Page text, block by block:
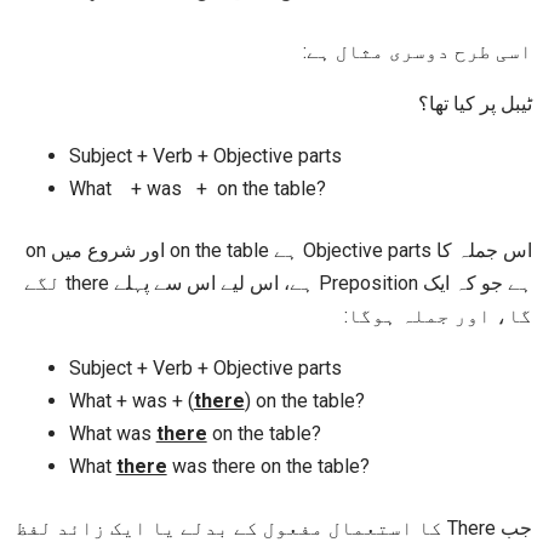
اسی طرح دوسری مثال ہے:
ٹیبل پر کیا تھا؟
Subject + Verb + Objective parts
What + was + on the table?
اس جملہ کا Objective parts ہے on the table اور شروع میں on
ہے جو کہ ایک Preposition ہے، اس لیے اس سے پہلے there لگے
گا، اور جملہ ہوگا:
Subject + Verb + Objective parts
What + was + (there) on the table?
What was there on the table?
What there was there on the table?
جب There کا استعمال مفعول کے بدلے یا ایک زائد لفظ